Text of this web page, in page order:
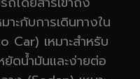
าะกับการเดินทางใน
Car) เหมาะสำหรับ
ยัดน้ำมันและง่ายต่อ